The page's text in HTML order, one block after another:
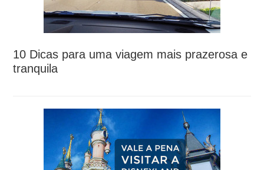
10 Dicas para uma viagem mais prazerosa e
tranquila